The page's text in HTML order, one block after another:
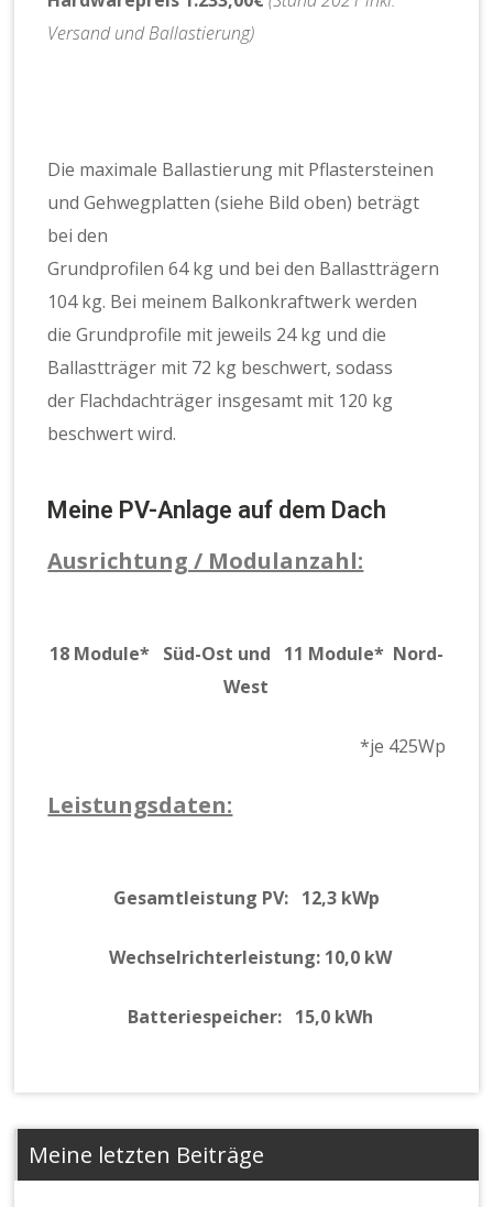
Versand und Ballastierung)
Die maximale Ballastierung mit Pflastersteinen
und Gehwegplatten (siehe Bild oben) beträgt
bei den
Grundprofilen 64 kg und bei den Ballastträgern
104 kg. Bei meinem Balkonkraftwerk werden
die Grundprofile mit jeweils 24 kg und die
Ballastträger mit 72 kg beschwert, sodass
der Flachdachträger insgesamt mit 120 kg
beschwert wird.
Meine PV-Anlage auf dem Dach
Ausrichtung / Modulanzahl:
18 Module*Süd-Ost und 11 Module*Nord-
West
*je 425Wp
Leistungsdaten:
Gesamtleistung PV: 12,3 kWp
Wechselrichterleistung: 10,0 kW
Batteriespeicher: 15,0 kWh
Meine letzten Beiträge